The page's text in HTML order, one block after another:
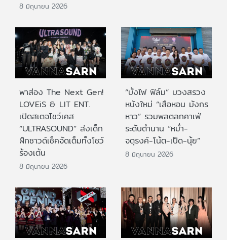
8 มิถุนายน 2026
พาส่อง The Next Gen!
LOVEiS & LIT ENT.
เปิดสเตจโชว์เคส
“ULTRASOUND” ส่งเด็ก
ฝึกซาวด์เช็คจัดเต็มทั้งโชว์
ร้องเต้น
8 มิถุนายน 2026
“บั้งไฟ ฟิล์ม” บวงสรวง
หนังใหม่ “เสือหอน มังกร
หาว” รวมพลตลกคาเฟ่
ระดับตำนาน “หม่ำ-
จตุรงค์-โน้ต-เป็ด-นุ้ย”
8 มิถุนายน 2026